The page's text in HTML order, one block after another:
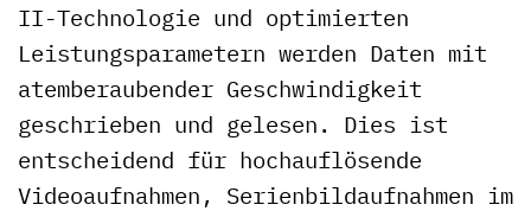
II-Technologie und optimierten
Leistungsparametern werden Daten mit
atemberaubender Geschwindigkeit
geschrieben und gelesen. Dies ist
entscheidend für hochauflösende
Videoaufnahmen, Serienbildaufnahmen im